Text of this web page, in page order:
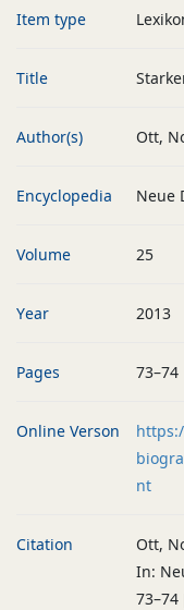
Item type
Title
Author(s) Ott,
Encyclopedia Neue
Volume 25
Year 2013
Pages 73–74
Online Verson
nt
Citation
Ott,
In: